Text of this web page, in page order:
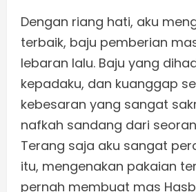
Dengan riang hati, aku
terbaik, baju pemberian
lebaran lalu. Baju yang
kepadaku, dan kuanggap
kebesaran yang sangat
nafkah sandang dari
Terang saja aku sangat
itu, mengenakan pakaian
pernah membuat mas